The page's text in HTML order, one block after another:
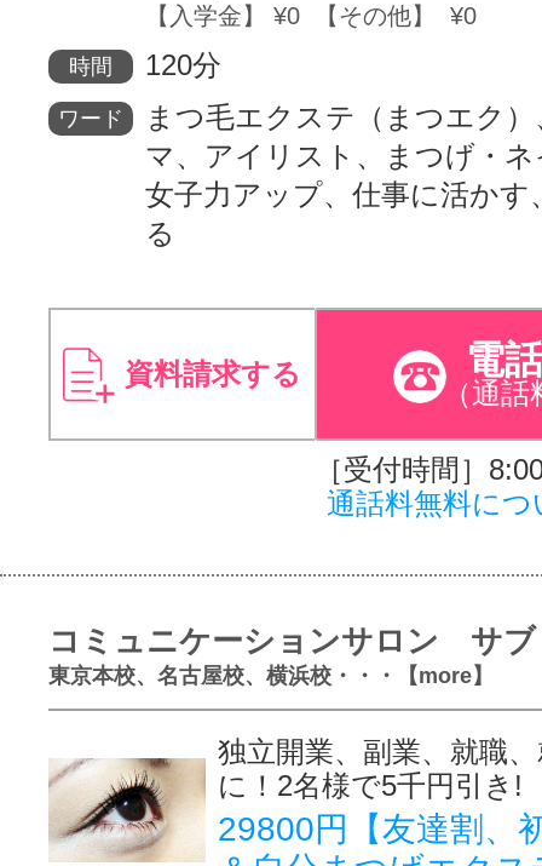
【入学金】 ¥0 【その他】 ¥0
時間 120分
ワード
まつ毛エクステ（まつエク
マ、アイリスト、まつげ・
女子力アップ、仕事に活かす
る
資料請求する 電
（通話
［受付時間］
通話料無料につ
コミュニケーションサロン サブ
東京本校、名古屋校、横浜校・・・【more】
独立開業、副業、就職
に！2名様で5千円引き!
29800円【友達割、